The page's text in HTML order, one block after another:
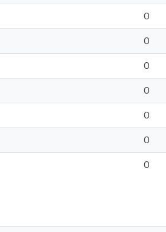
0
0
0
0
0
0
0